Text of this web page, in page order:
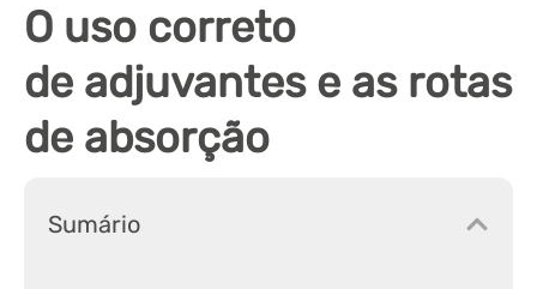
O uso correto
de adjuvantes e as rotas
de absorção
Sumário